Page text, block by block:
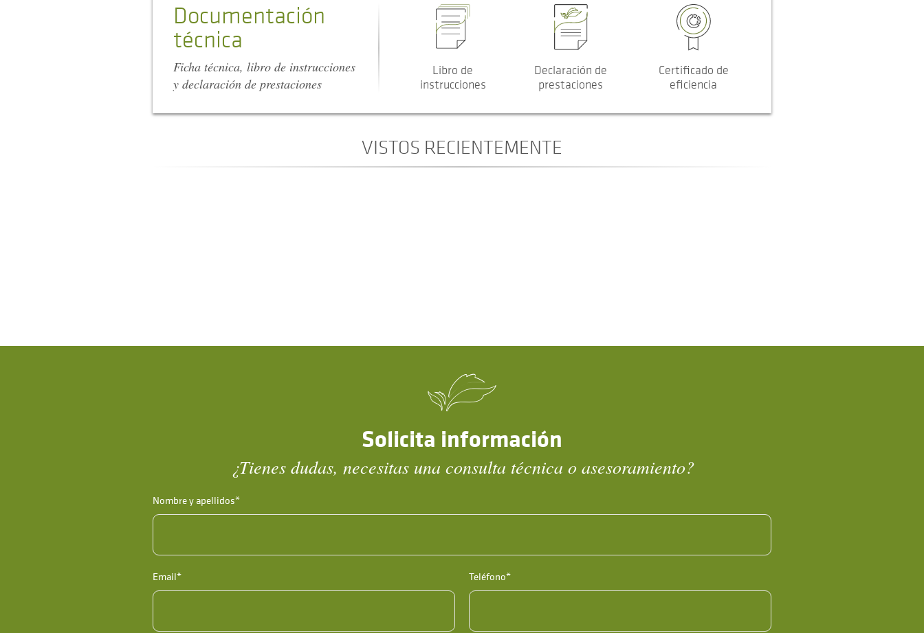
Documentación
técnica
Ficha técnica, libro de instrucciones
y declaración de prestaciones
Libro de
instrucciones
Declaración de
prestaciones
Certificado de
eficiencia
VISTOS RECIENTEMENTE
Solicita información
¿Tienes dudas, necesitas una consulta técnica o asesoramiento?
Nombre y apellidos*
Email* Teléfono*